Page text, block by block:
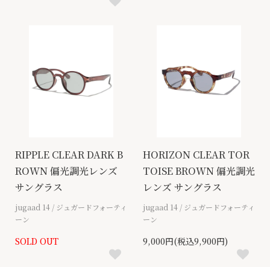
RIPPLE CLEAR DARK B
ROWN 偏光調光レンズ
サングラス
jugaad 14 / ジュガードフォーティ
ーン
SOLD OUT
HORIZON CLEAR TOR
TOISE BROWN 偏光調光
レンズ サングラス
jugaad 14 / ジュガードフォーティ
ーン
9,000円(税込9,900円)